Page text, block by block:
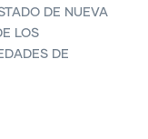
DE NUEVA
LOS
DE